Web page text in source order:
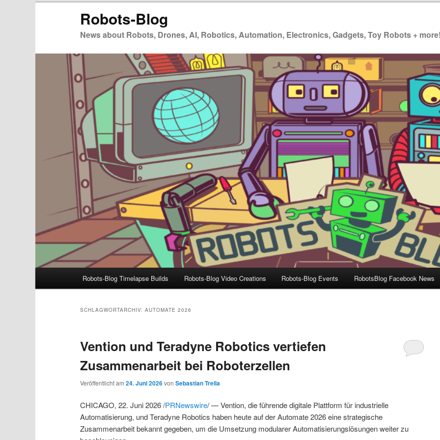
Robots-Blog
News about Robots, Drones, AI, Robotics, Automation, Electronics, Gadgets, Toy Robots + more!
Robots-Blog Timelapse Builds Robots-Blog Video Creations Robots-Blog Events RobotsBlog Facebook News
SCHLAGWORTARCHIV:AUTOMATE 2026
Vention und Teradyne Robotics vertiefen
Zusammenarbeit bei Roboterzellen
Veröffentlicht am24. Juni 2026vonSebastian Trella
CHICAGO, 22. Juni 2026 /PRNewswire/ — Vention, die führende digitale Plattform für industrielle
Automatisierung, und Teradyne Robotics haben heute auf der Automate 2026 eine strategische
Zusammenarbeit bekannt gegeben, um die Umsetzung modularer Automatisierungslösungen weiter zu